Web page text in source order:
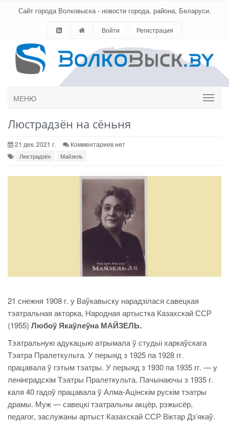
Сайт города Волковыска - новости города, района, Беларуси.
Войти Регистрация
МЕНЮ
Люстрадзён на сёньня
21 дек. 2021 г. Комментариев нет
Люстрадзён Майзель
21 снежня 1908 г. у Ваўкавыску нарадзілася савецкая
тэатральная акторка, Народная артыстка Казахскай ССР
(1955) Любоў Якаўлеўна МАЙЗЕЛЬ.
Тэатральную адукацыю атрымала ў студыі харкаўскага
Тэатра Пралеткульта. У перыяд з 1925 па 1928 гг.
працавала ў гэтым тэатры. У перыяд з 1930 па 1935 гг. — у
ленінградскім Тэатры Пралеткульта. Пачынаючы з 1935 г.
каля 40 гадоў працавала ў Алма-Ацінскім рускім тэатры
драмы. Муж — савецкі тэатральны акцёр, рэжысёр,
педагог, заслужаны артыст Казахскай ССР Віктар Дз’якаў.